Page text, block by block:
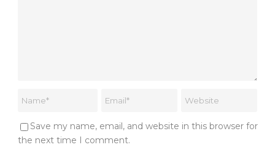
Save my name, email, and website in this browser for
the next time I comment.